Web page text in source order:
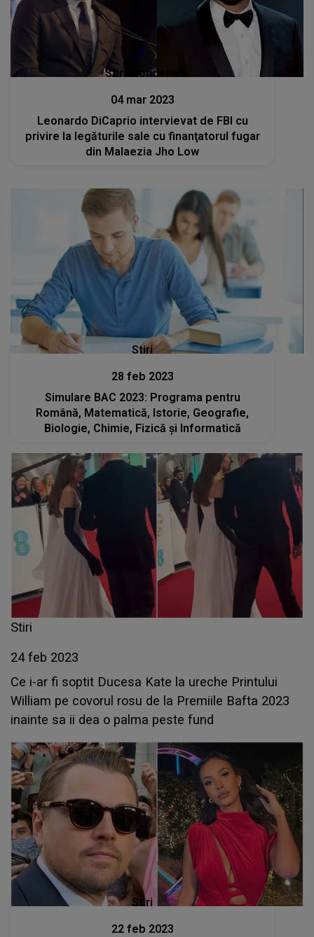
Stiri mondene
04 mar 2023
Leonardo DiCaprio intervievat de FBI cu
privire la legăturile sale cu finanţatorul fugar
din Malaezia Jho Low
Stiri
28 feb 2023
Simulare BAC 2023: Programa pentru
Română, Matematică, Istorie, Geografie,
Biologie, Chimie, Fizică și Informatică
Stiri
24 feb 2023
Ce i-ar fi soptit Ducesa Kate la ureche Printului
William pe covorul rosu de la Premiile Bafta 2023
inainte sa ii dea o palma peste fund
Stiri
22 feb 2023